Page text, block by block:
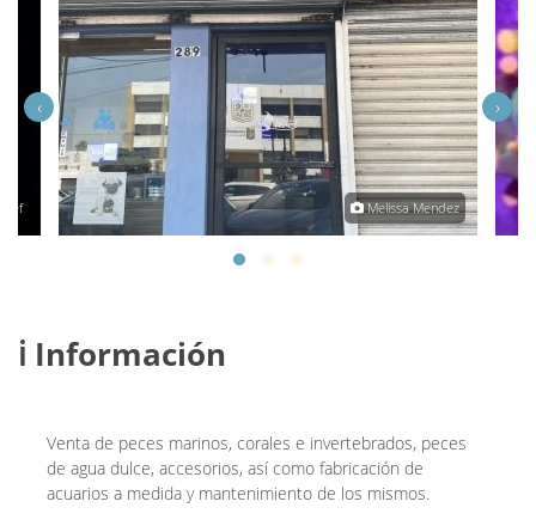
Melissa Mendez
‹ ›
ℹ️ Información
Venta de peces marinos, corales e invertebrados, peces
de agua dulce, accesorios, así como fabricación de
acuarios a medida y mantenimiento de los mismos.